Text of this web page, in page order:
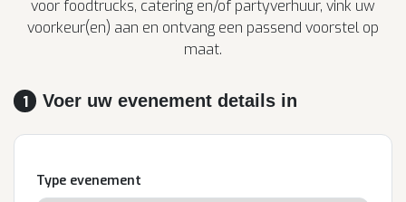
voor foodtrucks, catering en/of partyverhuur, vink uw
voorkeur(en) aan en ontvang een passend voorstel op
maat.
1 Voer uw evenement details in
Type evenement